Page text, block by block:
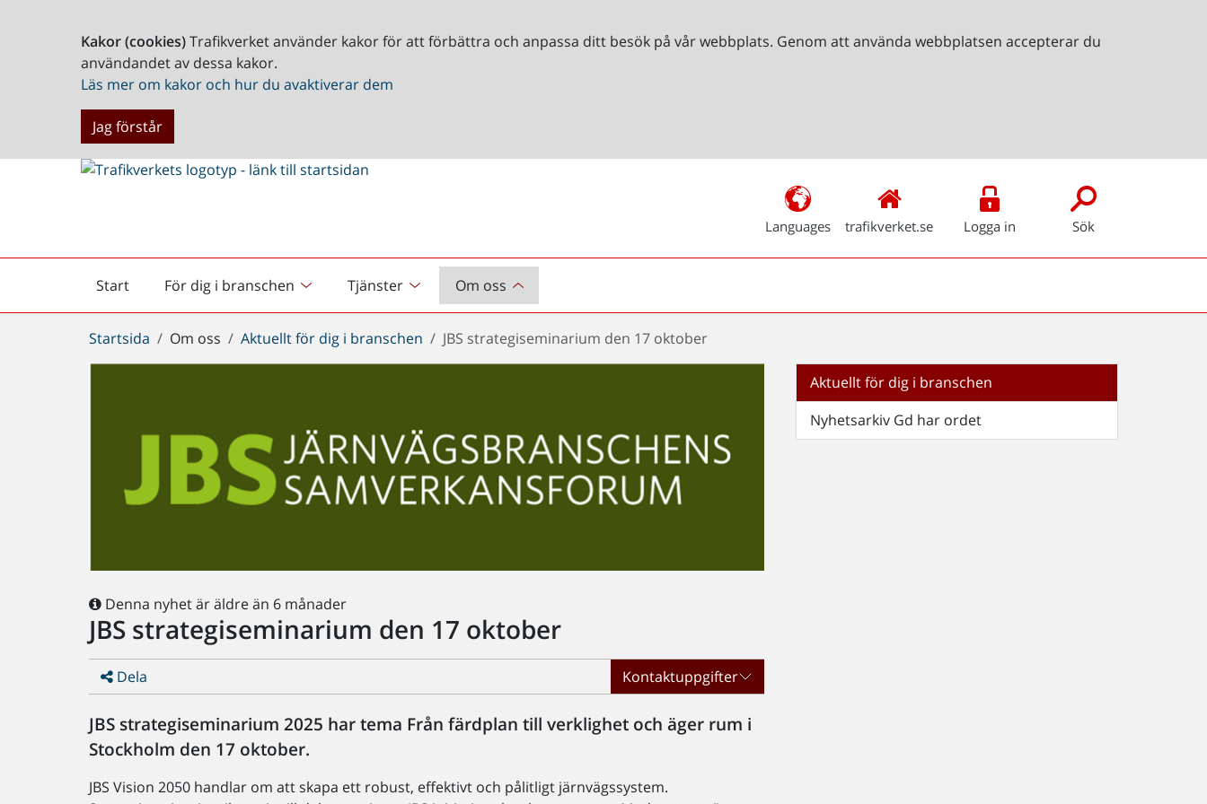
Kakor (cookies)Trafikverket använder kakor för att förbättra och anpassa ditt besök på vår webbplats. Genom att använda webbplatsen accepterar du
användandet av dessa kakor.
Läs mer om kakor och hur du avaktiverar dem
Jag förstår
Languages trafikverket.se Logga in Sök
Start
Startsida För dig i branschen Tjänster Om oss
Du
är
Startsida Om oss Aktuellt för dig i branschen JBS strategiseminarium den 17 oktober
Denna nyhet är äldre än 6 månader
JBS strategiseminarium den 17 oktober
Dela Kontaktuppgifter
JBS strategiseminarium 2025 har tema Från färdplan till verklighet och äger rum i
Stockholm den 17 oktober.
JBS Vision 2050 handlar om att skapa ett robust, effektivt och pålitligt järnvägssystem.
Aktuellt för dig i branschen
Nyhetsarkiv Gd har ordet